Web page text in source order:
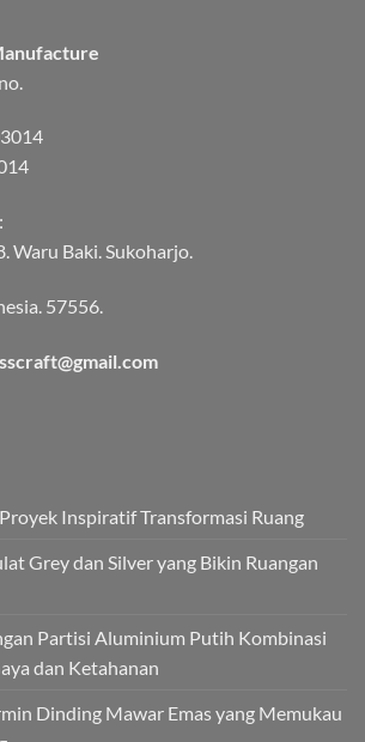
Waru Baki. Sukoharjo.
57556.
Inspiratif Transformasi Ruang
Grey dan Silver yang Bikin Ruangan
Partisi Aluminium Putih Kombinasi
dan Ketahanan
Dinding Mawar Emas yang Memukau